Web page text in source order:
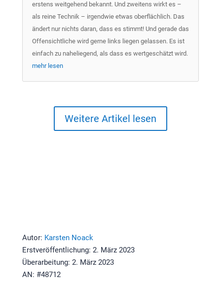
erstens weitgehend bekannt. Und zweitens wirkt es –
als reine Technik – irgendwie etwas oberflächlich. Das
ändert nur nichts daran, dass es stimmt! Und gerade das
Offensichtliche wird gerne links liegen gelassen. Es ist
einfach zu naheliegend, als dass es wertgeschätzt wird.
mehr lesen
Weitere Artikel lesen
Autor: Karsten Noack
Erstveröffentlichung: 2. März 2023
Überarbeitung: 2. März 2023
AN: #48712